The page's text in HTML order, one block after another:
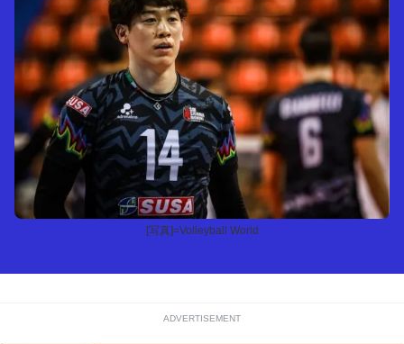
[写真]=Volleyball World
ADVERTISEMENT